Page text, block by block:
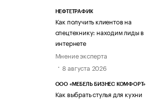
НЕФТЕТРАФИК
Как получить клиентов на
спецтехнику: находим лиды в
интернете
Мнение эксперта
8 августа 2026
ООО «МЕБЕЛЬ БИЗНЕС КОМФОРТ»
Как выбрать стулья для кухни